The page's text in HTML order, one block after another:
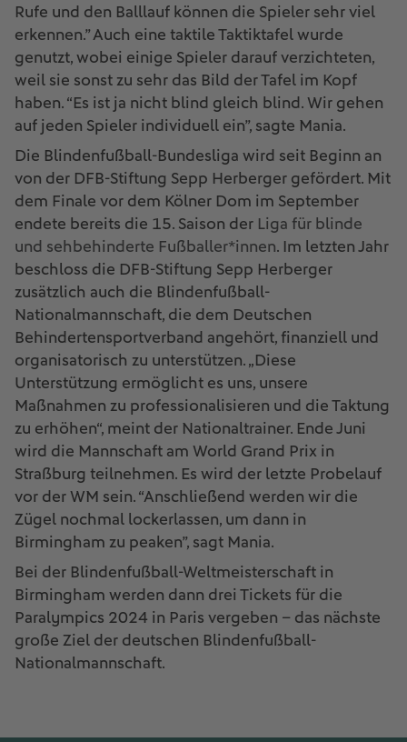
Rufe und den Balllauf können die Spieler sehr viel
erkennen.” Auch eine taktile Taktiktafel wurde
genutzt, wobei einige Spieler darauf verzichteten,
weil sie sonst zu sehr das Bild der Tafel im Kopf
haben. “Es ist ja nicht blind gleich blind. Wir gehen
auf jeden Spieler individuell ein”, sagte Mania.
Die Blindenfußball-Bundesliga wird seit Beginn an
von der DFB-Stiftung Sepp Herberger gefördert. Mit
dem Finale vor dem Kölner Dom im September
endete bereits die 15. Saison der Liga für blinde
und sehbehinderte Fußballer*innen. Im letzten Jahr
beschloss die DFB-Stiftung Sepp Herberger
zusätzlich auch die Blindenfußball-
Nationalmannschaft, die dem Deutschen
Behindertensportverband angehört, finanziell und
organisatorisch zu unterstützen. „Diese
Unterstützung ermöglicht es uns, unsere
Maßnahmen zu professionalisieren und die Taktung
zu erhöhen“, meint der Nationaltrainer. Ende Juni
wird die Mannschaft am World Grand Prix in
Straßburg teilnehmen. Es wird der letzte Probelauf
vor der WM sein. “Anschließend werden wir die
Zügel nochmal lockerlassen, um dann in
Birmingham zu peaken”, sagt Mania.
Bei der Blindenfußball-Weltmeisterschaft in
Birmingham werden dann drei Tickets für die
Paralympics 2024 in Paris vergeben – das nächste
große Ziel der deutschen Blindenfußball-
Nationalmannschaft.